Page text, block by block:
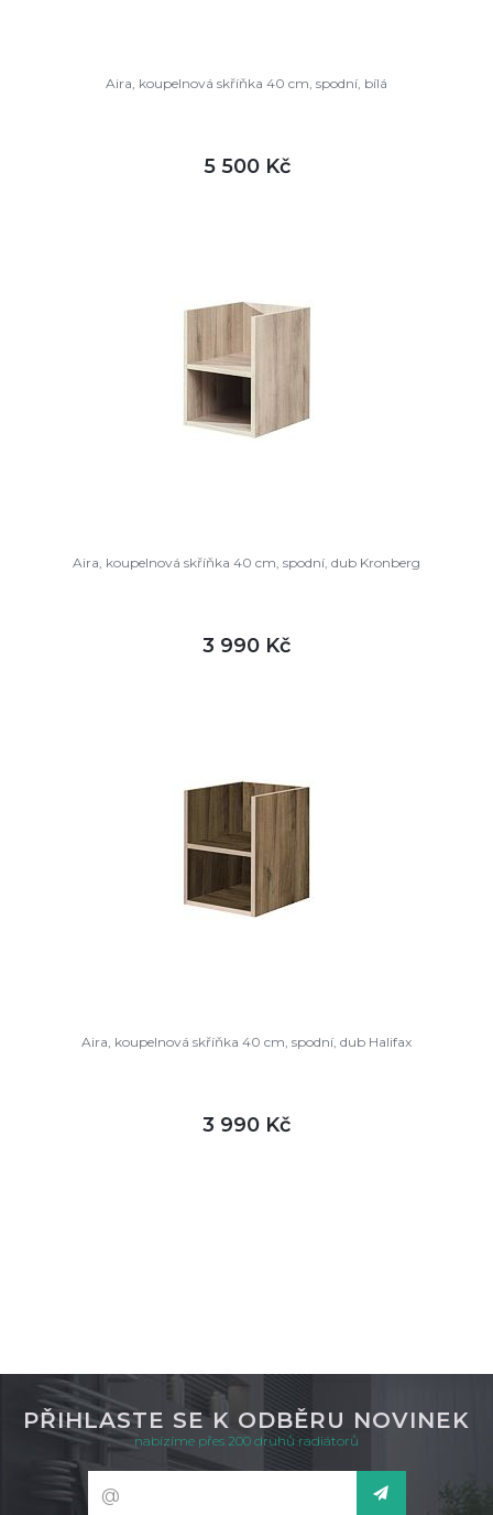
Aira, koupelnová skříňka 40 cm, spodní, bílá
5 500 Kč
Aira, koupelnová skříňka 40 cm, spodní, dub Kronberg
3 990 Kč
Aira, koupelnová skříňka 40 cm, spodní, dub Halifax
3 990 Kč
PŘIHLASTE SE K ODBĚRU NOVINEK
nabízíme přes 200 druhů radiátorů